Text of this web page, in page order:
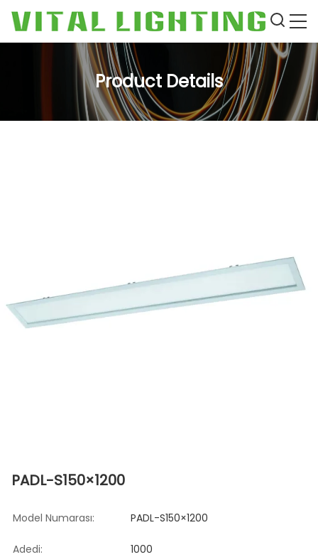
Product Details
PADL-S150×1200
Model Numarası: PADL-S150×1200
Adedi: 1000